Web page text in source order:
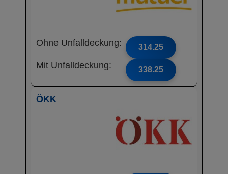
Ohne Unfalldeckung: 314.25
Mit Unfalldeckung: 338.25
ÖKK